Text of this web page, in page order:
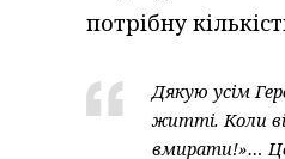
потрібну
Дякую усім
житті. Коли
вмирати!»… Це